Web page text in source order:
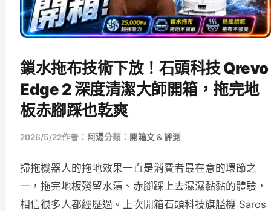
鎖水拖布技術下放！石頭科技 Qrevo
Edge 2 深度清潔大師開箱，拖完地
板赤腳踩也乾爽
2026/5/22作者： 阿湯分類： 開箱文 & 評測
掃拖機器人的拖地效果一直是消費者最在意的環節之
一，拖完地板殘留水漬、赤腳踩上去濕濕黏黏的體驗，
相信很多人都經歷過。上次開箱石頭科技旗艦機 Saros